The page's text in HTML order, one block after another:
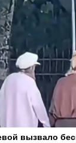
вызвало